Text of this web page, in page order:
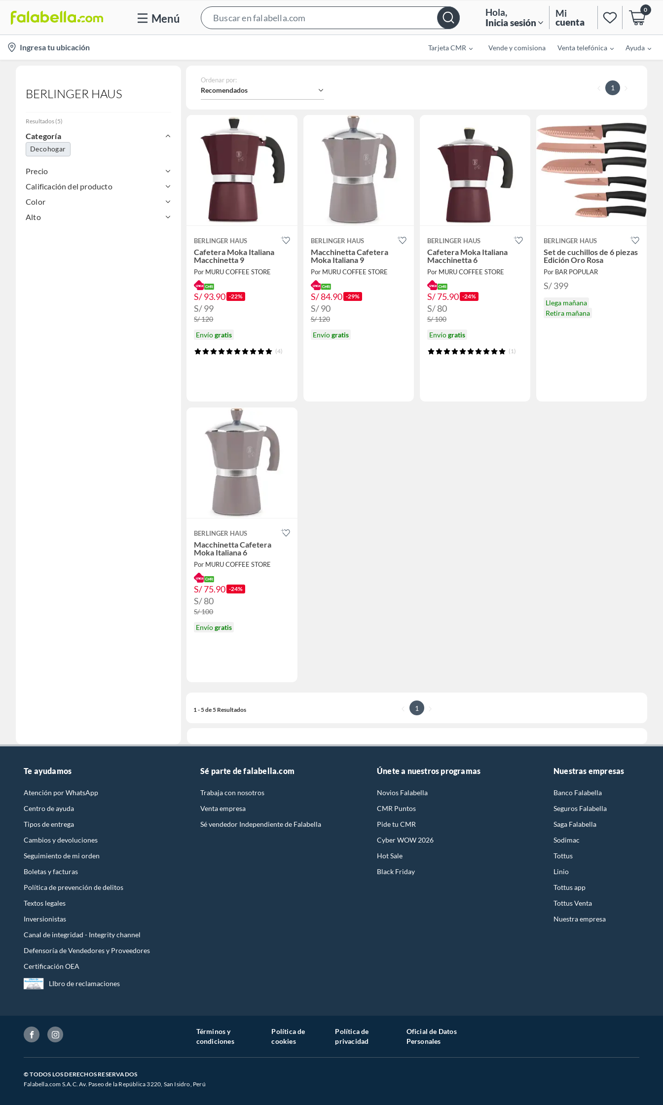
Menú
Bar
Hola,
Inicia sesión
Mi
cuenta
0
location-
icon
Ingresa tu ubicación Tarjeta CMR Vende y comisiona Venta telefónica Ayuda
BERLINGER HAUS
Resultados (5)
Categoría
Decohogar
Precio
Calificación del producto
Color
Alto
Ordenar por:
Recomendados 1
BERLINGER HAUS
Cafetera Moka Italiana
Macchinetta 9
Por MURU COFFEE STORE
S/ 93.90 -22%
S/ 99
S/ 120
Envíogratis
(4)
BERLINGER HAUS
Macchinetta Cafetera
Moka Italiana 9
Por MURU COFFEE STORE
S/ 84.90 -29%
S/ 90
S/ 120
Envíogratis
BERLINGER HAUS
Cafetera Moka Italiana
Macchinetta 6
Por MURU COFFEE STORE
S/ 75.90 -24%
S/ 80
S/ 100
Envíogratis
(1)
BERLINGER HAUS
Set de cuchillos de 6 piezas
Edición Oro Rosa
Por BAR POPULAR
S/ 399
Llega mañana
Retira mañana
BERLINGER HAUS
Macchinetta Cafetera
Moka Italiana 6
Por MURU COFFEE STORE
S/ 75.90 -24%
S/ 80
S/ 100
Envíogratis
1 - 5 de 5 Resultados 1
Te ayudamos
Atención por WhatsApp
Centro de ayuda
Tipos de entrega
Cambios y devoluciones
Seguimiento de mi orden
Boletas y facturas
Política de prevención de delitos
Textos legales
Inversionistas
Canal de integridad - Integrity channel
Defensoría de Vendedores y Proveedores
Certificación OEA
LIbro de reclamaciones
Sé parte de falabella.com
Trabaja con nosotros
Venta empresa
Sé vendedor Independiente de Falabella
Únete a nuestros programas
Novios Falabella
CMR Puntos
Pide tu CMR
Cyber WOW 2026
Hot Sale
Black Friday
Nuestras empresas
Banco Falabella
Seguros Falabella
Saga Falabella
Sodimac
Tottus
Linio
Tottus app
Tottus Venta
Nuestra empresa
Términos y
condiciones
Política de
cookies
Política de
privacidad
Oficial de Datos
Personales
© TODOS LOS DERECHOS RESERVADOS
Falabella.com S.A.C. Av. Paseo de la República 3220, San Isidro, Perú